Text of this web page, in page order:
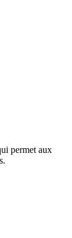
permet aux